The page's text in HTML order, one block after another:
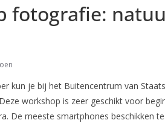
fotografie:
kun je bij het Buitencentrum van
workshop is zeer geschikt voor
De meeste smartphones beschikken